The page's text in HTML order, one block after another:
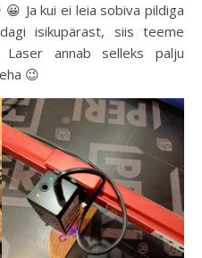
Ja kui ei leia sobiva pildiga
isikupärast, siis teeme
Laser annab selleks palju
😉